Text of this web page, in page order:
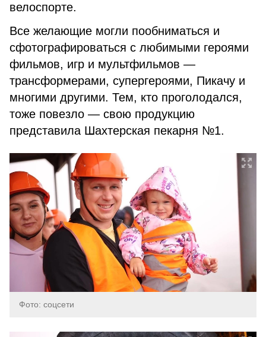
велоспорте.
Все желающие могли пообниматься и
сфотографироваться с любимыми героями
фильмов, игр и мультфильмов —
трансформерами, супергероями, Пикачу и
многими другими. Тем, кто проголодался,
тоже повезло — свою продукцию
представила Шахтерская пекарня №1.
Фото: соцсети